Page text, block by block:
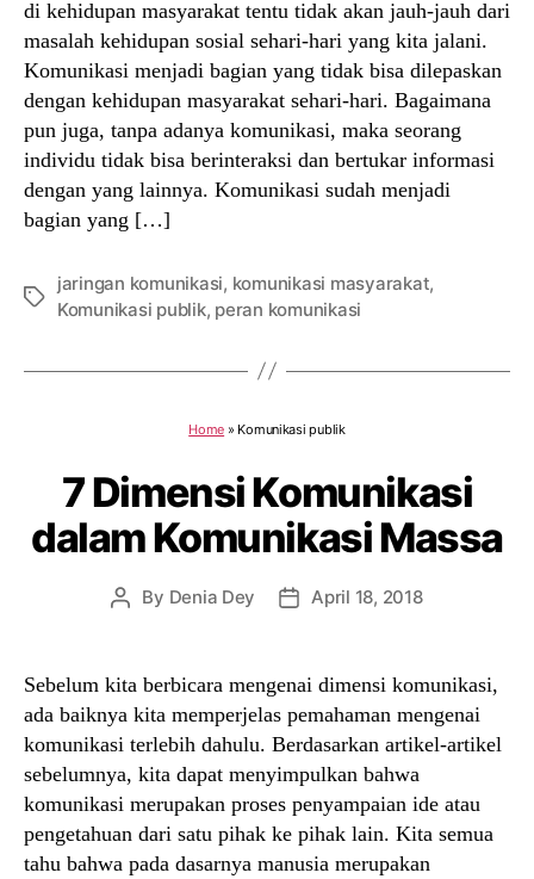
di kehidupan masyarakat tentu tidak akan jauh-jauh dari
masalah kehidupan sosial sehari-hari yang kita jalani.
Komunikasi menjadi bagian yang tidak bisa dilepaskan
dengan kehidupan masyarakat sehari-hari. Bagaimana
pun juga, tanpa adanya komunikasi, maka seorang
individu tidak bisa berinteraksi dan bertukar informasi
dengan yang lainnya. Komunikasi sudah menjadi
bagian yang […]
Tags
jaringan komunikasi, komunikasi masyarakat,
Komunikasi publik, peran komunikasi
Home » Komunikasi publik
7 Dimensi Komunikasi
dalam Komunikasi Massa
Post
By Denia Dey
PostApril 18, 2018
Sebelum kita berbicara mengenai dimensi komunikasi,
ada baiknya kita memperjelas pemahaman mengenai
komunikasi terlebih dahulu. Berdasarkan artikel-artikel
sebelumnya, kita dapat menyimpulkan bahwa
komunikasi merupakan proses penyampaian ide atau
pengetahuan dari satu pihak ke pihak lain. Kita semua
tahu bahwa pada dasarnya manusia merupakan